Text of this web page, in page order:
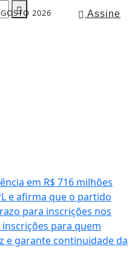
Assine
2026
em R$ 716 milhões
e afirma que o partido
para inscrições nos
para quem
e garante continuidade da